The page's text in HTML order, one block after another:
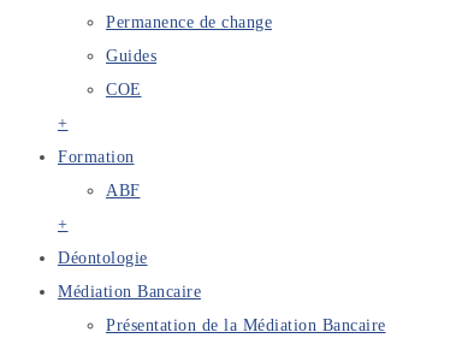
Permanence de change
Guides
COE
+
Formation
ABF
+
Déontologie
Médiation Bancaire
Présentation de la Médiation Bancaire